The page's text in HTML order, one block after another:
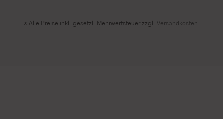
* Alle Preise inkl. gesetzl. Mehrwertsteuer zzgl.Versandkosten